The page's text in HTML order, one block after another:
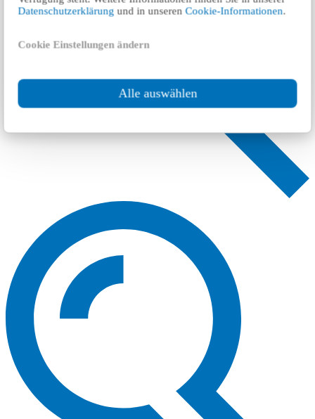
Datenschutzerklärung und in unserenCookie-Informationen.
Cookie Einstellungen ändern
Alle auswählen